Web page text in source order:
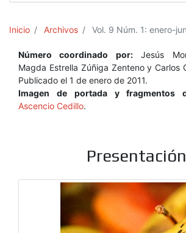
Inicio Archivos Vol. 9 Núm. 1: enero-
Número coordinado por:Jesús
Magda Estrella Zúñiga Zenteno y Carlos
Publicado el 1 de enero de 2011.
Imagen de portada y fragmentos
Ascencio Cedillo.
Presentación